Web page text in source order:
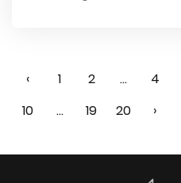
‹ 1 2 ... 4
10
... 19 20 ›